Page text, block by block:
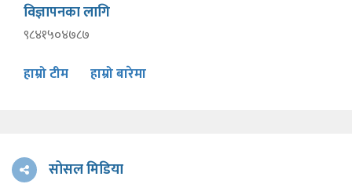
विज्ञापनका लागि
९८४१५०४७८७
हाम्रो टीम हाम्रो बारेमा
सोसल मिडिया